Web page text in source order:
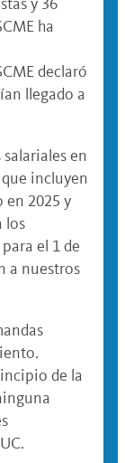
ha
declaró
llegado a
en
incluyen
en 2025 y
los
el 1 de
a nuestros
de la